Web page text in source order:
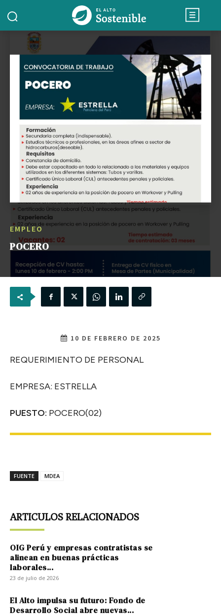
EMPLEO
POCERO
10 DE FEBRERO DE 2025
REQUERIMIENTO DE PERSONAL
EMPRESA: ESTRELLA
PUESTO: POCERO(02)
FUENTE MDEA
ARTICULOS RELACIONADOS
OIG Perú y empresas contratistas se
alinean en buenas prácticas
laborales...
23 de julio de 2026
El Alto impulsa su futuro: Fondo de
Desarrollo Social abre nuevas...